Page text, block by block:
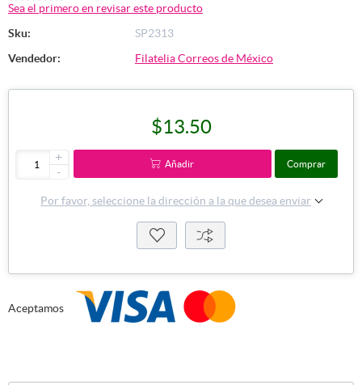
Sea el primero en revisar este producto
Sku:
SP2313
Vendedor:
Filatelia Correos de México
$13.50
+
-
Añadir Comprar
Por favor, seleccione la dirección a la que desea enviar
Aceptamos